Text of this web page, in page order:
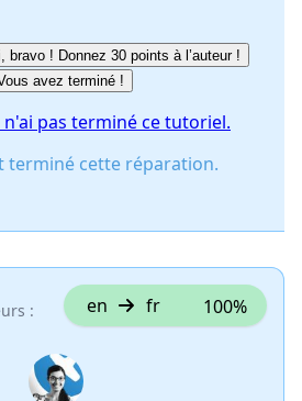
bravo ! Donnez 30 points à l’auteur !
avez terminé !
pas terminé ce tutoriel.
terminé cette réparation.
: en fr 100%